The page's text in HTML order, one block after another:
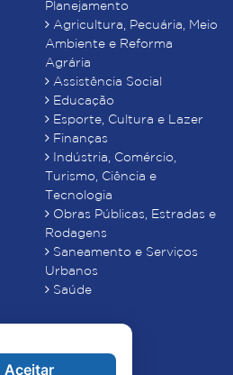
Planejamento
Agricultura, Pecuária, Meio
Ambiente e Reforma
Agrária
Assistência Social
Educação
Esporte, Cultura e Lazer
Finanças
Indústria, Comércio,
Turismo, Ciência e
Tecnologia
Obras Públicas, Estradas e
Rodagens
Saneamento e Serviços
Urbanos
Saúde
Aceitar